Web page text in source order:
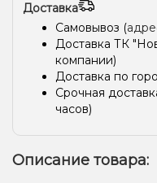
Доставка
Самовывоз (
Доставка ТК
компании)
Доставка по
Срочная
часов)
Описание товара: